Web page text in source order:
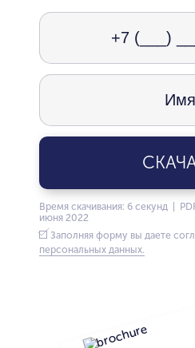
Время скачивания: 6 секунд |
июня 2022
Заполняя форму вы даете
персональных данных.